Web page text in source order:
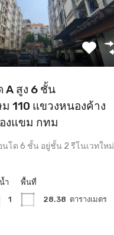
A สูง 6 ชั้น
110 แขวงหนองค้าง
งแขม กทม
นโด 6 ชั้น อยู่ชั้น 2 รีโนเวทใหม่
ำ
1
พื้นที่
28.38 ตารางเมตร